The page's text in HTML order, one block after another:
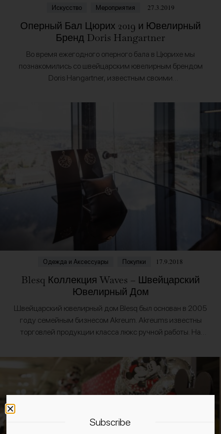
Искусство Мероприятия 27.3.2019
Оперный Бал Цюрих 2019 и Ювелирный
Бренд Doris Hangartner
Во время ежегодного оперного бала в Цюрихе мы
познакомились со швейцарским ювелирным брендом
Doris Hangartner, известным своими
солнечную субботу в Цюрихе нас встретила улыбкой
Одежда и Аксессуары Покупки 17.9.2018
Blesq Коллекция Waves – Швейцарский
Ювелирный Дом
Швейцарский ювелирный дом Blesq был основан в 2005
году семейным бизнесом Akreum. Akreums известны
торговлей продукции класса люкс ручной работы. На
высококачественными материалами, поставляемыми…
Subscribe